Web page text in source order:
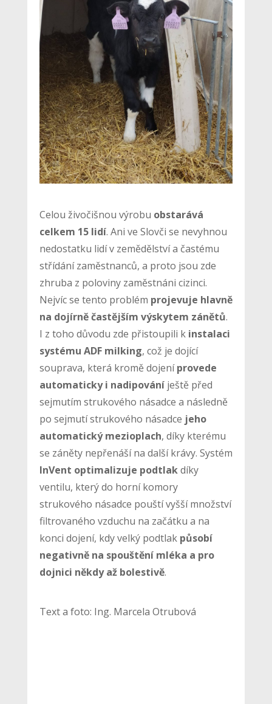
Celou živočišnou výrobu obstarává
celkem 15 lidí. Ani ve Slovči se nevyhnou
nedostatku lidí v zemědělství a častému
střídání zaměstnanců, a proto jsou zde
zhruba z poloviny zaměstnáni cizinci.
Nejvíc se tento problém projevuje hlavně
na dojírně častějším výskytem zánětů.
I z toho důvodu zde přistoupili kinstalaci
systému ADF milking, což je dojící
souprava, která kromě dojeníprovede
automaticky i nadipováníještě před
sejmutím strukového násadce a následně
po sejmutí strukového násadce jeho
automatický mezioplach, díky kterému
se záněty nepřenáší na další krávy. Systém
InVent optimalizuje podtlakdíky
ventilu, který do horní komory
strukového násadce pouští vyšší množství
filtrovaného vzduchu na začátku a na
konci dojení, kdy velký podtlakpůsobí
negativně na spouštění mléka a pro
dojnici někdy až bolestivě.
Text a foto: Ing. Marcela Otrubová